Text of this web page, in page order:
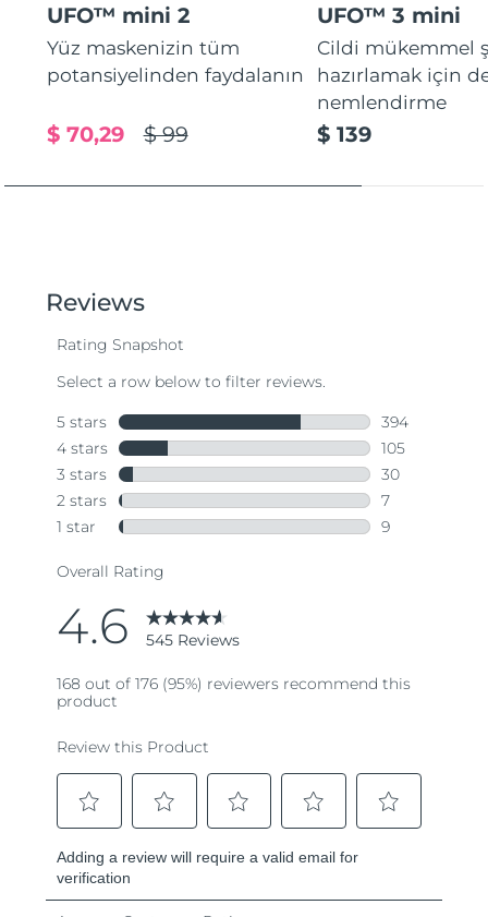
UFO™ mini 2
Yüz maskenizin tüm
potansiyelinden faydalanın
$ 99
$ 70,29
UFO™ 3 mini
Cildi mükemmel
hazırlamak için
nemlendirme
$ 139